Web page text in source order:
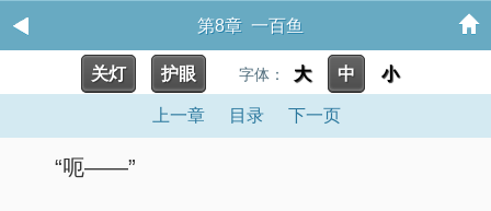
第8章 一百鱼
关灯 护眼 字体： 大 中 小
上一章 目录 下一页
“呃——”